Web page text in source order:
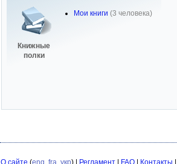
Книжные
полки
Мои книги (3 человека)
О сайте (eng fra укр) | Регламент| FAQ| Контакты